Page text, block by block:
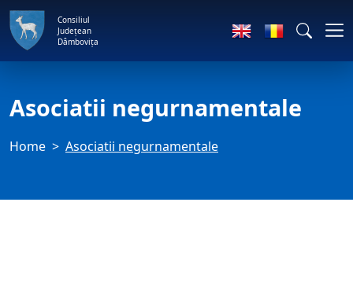
Consiliul
Județean
Dâmbovița
Asociatii negurnamentale
Home Asociatii negurnamentale